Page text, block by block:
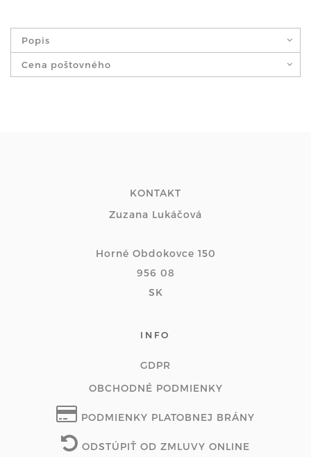
Popis
Cena poštovného
KONTAKT
Zuzana Lukáčová
Horné Obdokovce 150
956 08
SK
INFO
GDPR
OBCHODNÉ PODMIENKY
PODMIENKY PLATOBNEJ BRÁNY
ODSTÚPIŤ OD ZMLUVY ONLINE